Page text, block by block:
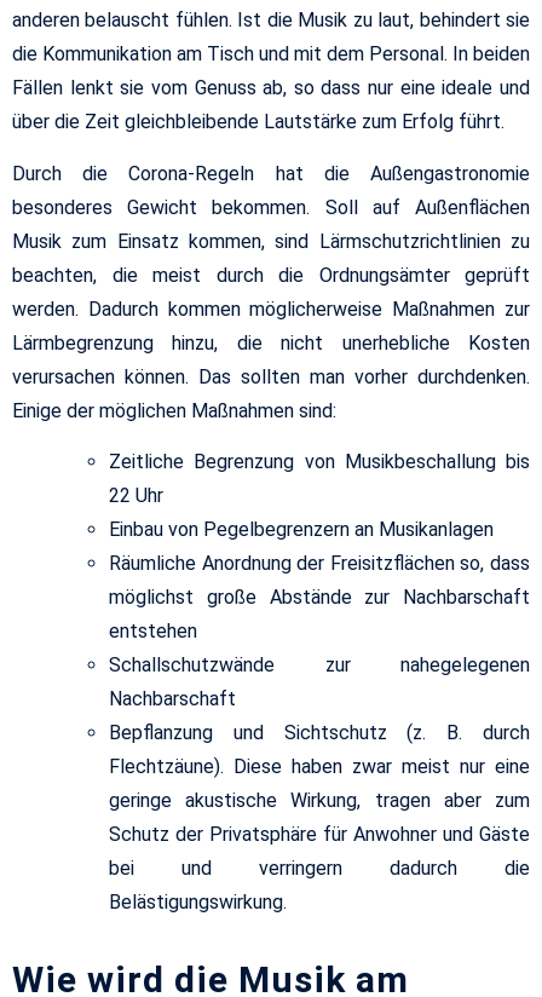
anderen belauscht fühlen. Ist die Musik zu laut, behindert sie
die Kommunikation am Tisch und mit dem Personal. In beiden
Fällen lenkt sie vom Genuss ab, so dass nur eine ideale und
über die Zeit gleichbleibende Lautstärke zum Erfolg führt.
Durch die Corona-Regeln hat die Außengastronomie
besonderes Gewicht bekommen. Soll auf Außenflächen
Musik zum Einsatz kommen, sind Lärmschutzrichtlinien zu
beachten, die meist durch die Ordnungsämter geprüft
werden. Dadurch kommen möglicherweise Maßnahmen zur
Lärmbegrenzung hinzu, die nicht unerhebliche Kosten
verursachen können. Das sollten man vorher durchdenken.
Einige der möglichen Maßnahmen sind:
Zeitliche Begrenzung von Musikbeschallung bis
22 Uhr
Einbau von Pegelbegrenzern an Musikanlagen
Räumliche Anordnung der Freisitzflächen so, dass
möglichst große Abstände zur Nachbarschaft
entstehen
Schallschutzwände zur nahegelegenen
Nachbarschaft
Bepflanzung und Sichtschutz (z. B. durch
Flechtzäune). Diese haben zwar meist nur eine
geringe akustische Wirkung, tragen aber zum
Schutz der Privatsphäre für Anwohner und Gäste
bei und verringern dadurch die
Belästigungswirkung.
Wie wird die Musik am